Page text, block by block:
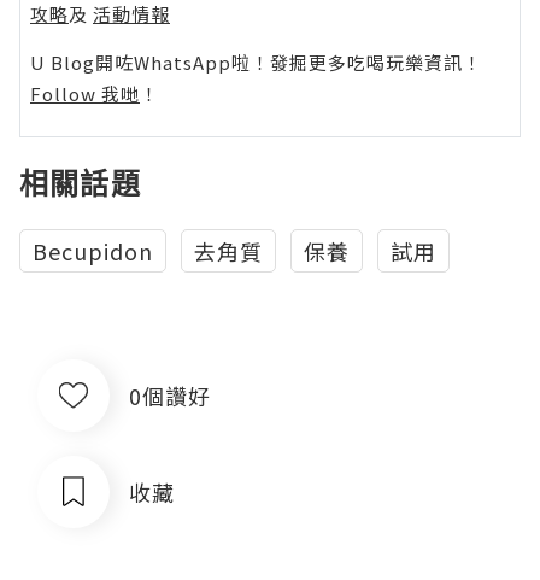
攻略及 活動情報
U Blog開咗WhatsApp啦！發掘更多吃喝玩樂資訊！
Follow 我哋 ！
相關話題
Becupidon 去角質 保養 試用
0個讚好
收藏